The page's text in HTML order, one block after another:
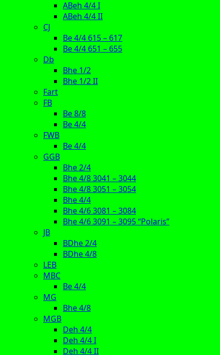
ABeh 4/4 I
ABeh 4/4 II
CJ
Be 4/4 615 – 617
Be 4/4 651 – 655
Db
Bhe 1/2
Bhe 1/2 II
Fart
FB
Be 8/8
Be 4/4
FWB
Be 4/4
GGB
Bhe 2/4
Bhe 4/8 3041 – 3044
Bhe 4/8 3051 – 3054
Bhe 4/4
Bhe 4/6 3081 – 3084
Bhe 4/6 3091 – 3095 “Polaris”
JB
BDhe 2/4
BDhe 4/8
LEB
MBC
Be 4/4
MG
Bhe 4/8
MGB
Deh 4/4
Deh 4/4 I
Deh 4/4 II